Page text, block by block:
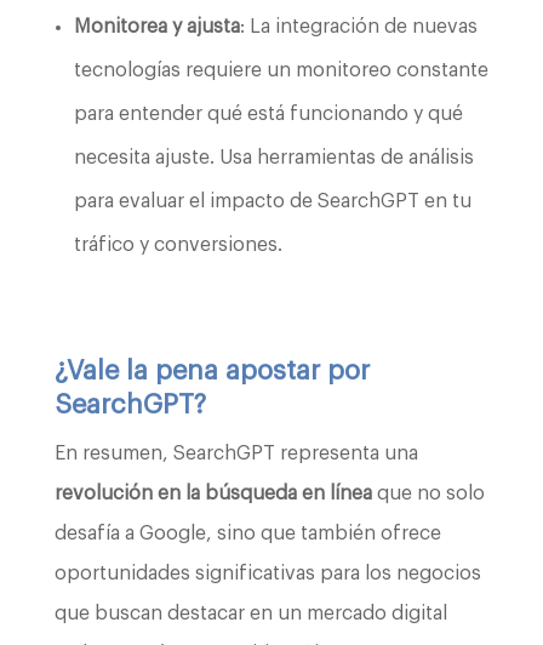
Monitorea y ajusta: La integración de nuevas
tecnologías requiere un monitoreo constante
para entender qué está funcionando y qué
necesita ajuste. Usa herramientas de análisis
para evaluar el impacto de SearchGPT en tu
tráfico y conversiones.
¿Vale la pena apostar por
SearchGPT?
En resumen, SearchGPT representa una
revolución en la búsqueda en líneaque no solo
desafía a Google, sino que también ofrece
oportunidades significativas para los negocios
que buscan destacar en un mercado digital